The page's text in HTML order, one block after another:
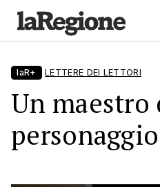
laR+ LETTERE DEI LETTORI
Un maestro